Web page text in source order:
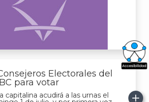
Electorales del
para votar
capitalina acudirá a las urnas el